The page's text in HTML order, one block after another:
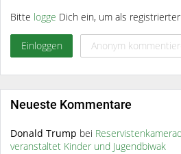
Bitte logge Dich ein, um als
Einloggen Anonym
Neueste Kommentare
Donald Trump bei
veranstaltet Kinder und Jugendbiwak